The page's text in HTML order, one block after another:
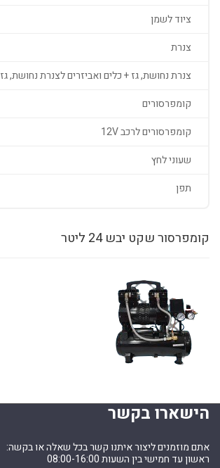
ציוד לשמן
צנרת
צנרת נחושת, גז + כלים ואביזרים לצנרת נחושת, גז
קומפרסורים
קומפרסורים לרכב 12V
שעוני לחץ
תפן
קומפרסור שקט יבש 24 ליטר
הישארו בקשר
אתם מוזמנים ליצור איתנו קשר בכל שאלה או בקשה:
ראשון עד חמישי בין השעות 08:00-16:00